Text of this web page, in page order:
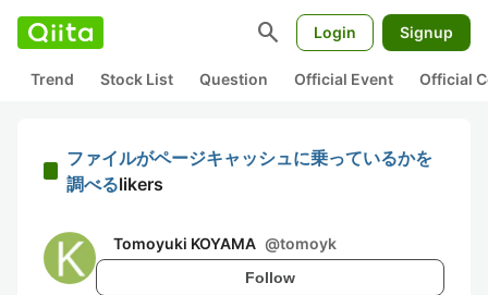
search Login Signup
Trend Stock List Question Official Event Official
ファイルがページキャッシュに乗っているかを
調べるlikers
Tomoyuki KOYAMA @tomoyk
Follow